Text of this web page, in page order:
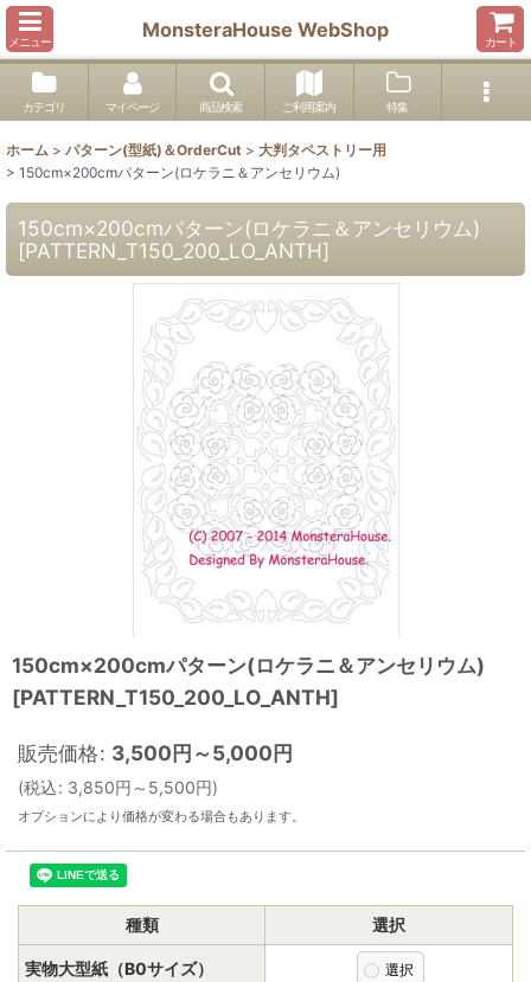
メニュー
MonsteraHouse WebShop
カート
カテゴリ マイページ 商品検索 ご利用案内 特集
ホーム > パターン(型紙)＆OrderCut > 大判タペストリー用
> 150cm×200cmパターン(ロケラニ＆アンセリウム)
150cm×200cmパターン(ロケラニ＆アンセリウム)
[PATTERN_T150_200_LO_ANTH]
150cm×200cmパターン(ロケラニ＆アンセリウム)
[PATTERN_T150_200_LO_ANTH]
販売価格: 3,500円～5,000円
(税込: 3,850円 ～5,500円)
オプションにより価格が変わる場合もあります。
種類 選択
実物大型紙（B0サイズ）